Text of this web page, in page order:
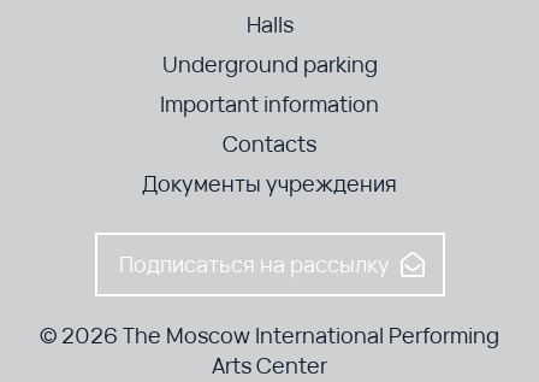
Halls
Underground parking
Important information
Contacts
Документы учреждения
Подписаться на рассылку
© 2026 The Moscow International Performing
Arts Center